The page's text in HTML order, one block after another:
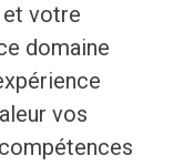
votre
domaine
vos